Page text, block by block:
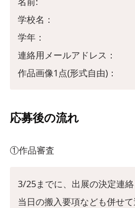
学校名：
学年：
連絡用メールアドレス：
作品画像1点(形式自由)：
応募後の流れ
①作品審査
3/25までに、出展の決定連絡
当日の搬入要項なども併せ